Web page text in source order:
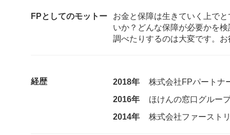
FPとしてのモットー
お金と保障は生きていく上で
いか？どんな保障が必要かを
調べたりするのは大変です。
経歴 2018年
株式会社FPパートナ
2016年
ほけんの窓口グルー
2014年
株式会社ファースト